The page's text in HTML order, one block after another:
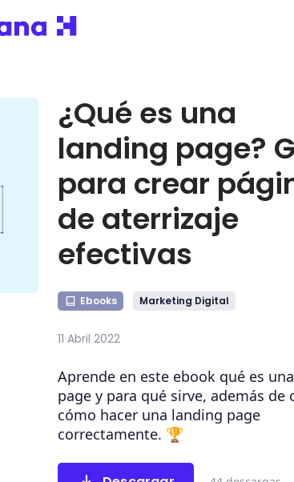
¿Qué es una
landing page?
para crear
de aterrizaje
efectivas
Ebooks Marketing Digital
11 Abril 2022
Aprende en este ebook qué es
page y para qué sirve, además de
cómo hacer una landing page
correctamente. 🏆